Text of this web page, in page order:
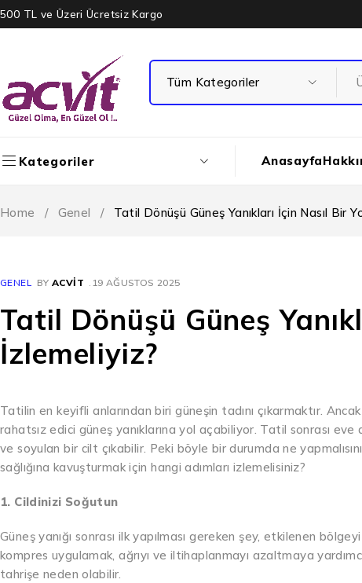
500 TL ve Üzeri Ücretsiz Kargo
Kategoriler Anasayfa
Home / Genel / Tatil Dönüşü Güneş Yanıkları İçin Nasıl Bir
GENEL BY ACVIT 19 AĞUSTOS 2025
Tatil Dönüşü Güneş
İzlemeliyiz?
Tatilin en keyifli anlarından biri güneşin tadını çıkarmaktır.
rahatsız edici güneş yanıklarına yol açabiliyor. Tatil sonrası
ve soyulan bir cilt çıkabilir. Peki böyle bir durumda ne
sağlığına kavuşturmak için hangi adımları izlemelisiniz?
1. Cildinizi Soğutun
Güneş yanığı sonrası ilk yapılması gereken şey, etkilenen
kompres uygulamak, ağrıyı ve iltihaplanmayı azaltmaya
tahrişe neden olabilir.